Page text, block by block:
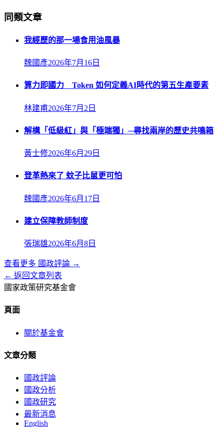
同類文章
我經歷的那一場食用油風暴
魏國彥2026年7月16日
算力即國力 Token 如何定義AI時代的第五生產要素
林建甫2026年7月2日
解構「低級紅」與「極端獨」─尋找兩岸的歷史共鳴箱
黃士修2026年6月29日
登革熱來了 蚊子比鼠更可怕
魏國彥2026年6月17日
建立保障教師制度
張瑞雄2026年6月8日
查看更多 國政評論 →
← 返回文章列表
國家政策研究基金會
頁面
關於基金會
文章分類
國政評論
國政分析
國政研究
最新消息
English